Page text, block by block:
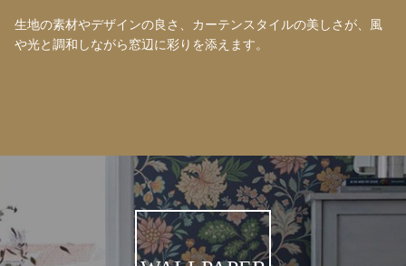
生地の素材やデザインの良さ、カーテンスタイルの美しさが、風
や光と調和しながら窓辺に彩りを添えます。